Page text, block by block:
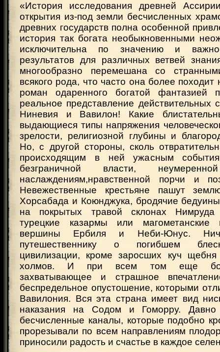
«История исследования древней
открытия из-под земли бесчисленных
древних государств полна особенной
история так богата необыкновенными
исключительна по значению и
результатов для различных ветвей
многообразно перемешана со
всякого рода, что часто она более
роман одаренного богатой фантазией
реальное представление действительных
Ниневия и Вавилон! Какие
выдающиеся типы напряжения
зрелости, религиозной глубины и
Но, с другой стороны, сколь
происходящим в ней ужасным
безграничной власти,
наслаждениям,нравственной порчи и
Невежественные крестьяне пашут
Хорсабада и Коюнджука, бродячие
на покрытых травой склонах Нимруда
турецкие казармы или магометанские
вершины Ербиля и Неби-Юнус.
путешественнику о погибшем
цивилизации, кроме заросших куч щебня
холмов. И при всем том еще
захватывающее и страшное
беспредельное опустошение, которыми
Вавилония. Вся эта страна имеет вид
наказания на Содом и Гоморру. Давно
бесчисленные каналы, которые подобно
прорезывали по всем направлениям
приносили радость и счастье в каждое